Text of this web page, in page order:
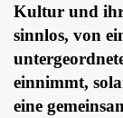
Kultur und
sinnlos, von
einnimmt,
eine